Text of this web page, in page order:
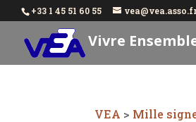
+33 1 45 51 60 55 vea@vea.asso.fr
Vivre
VEA > Mille